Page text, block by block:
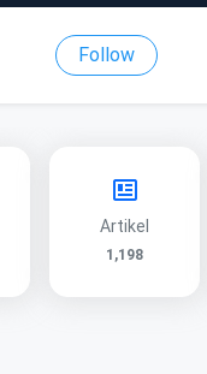
Follow
Artikel
1,198